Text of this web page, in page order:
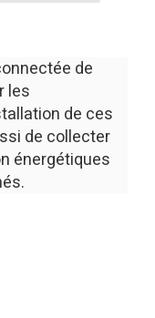
de
les
de ces
de collecter
énergétiques